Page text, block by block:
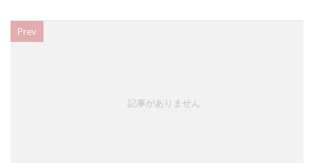
Prev
記事がありません